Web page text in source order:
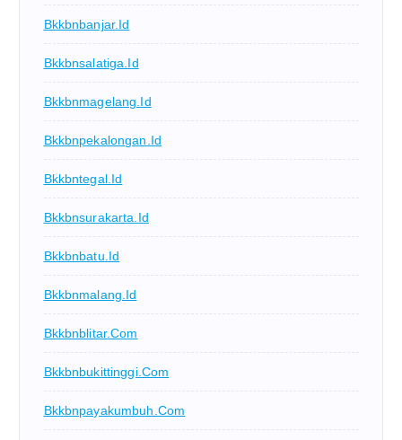
Bkkbnbanjar.id
Bkkbnsalatiga.id
Bkkbnmagelang.id
Bkkbnpekalongan.id
Bkkbntegal.id
Bkkbnsurakarta.id
Bkkbnbatu.id
Bkkbnmalang.id
Bkkbnblitar.com
Bkkbnbukittinggi.com
Bkkbnpayakumbuh.com